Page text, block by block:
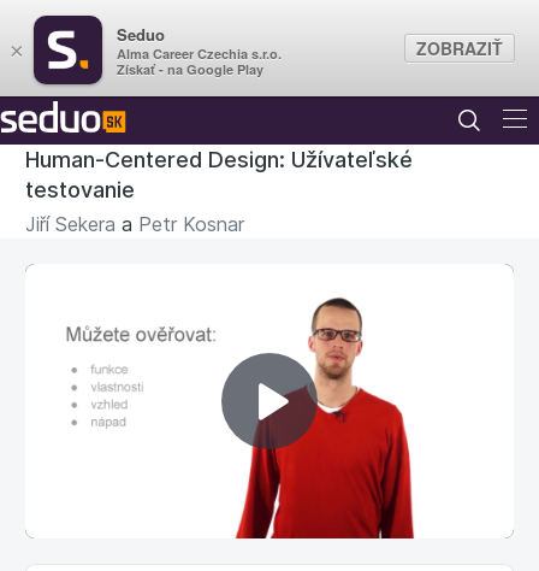
Human-Centered Design: Užívateľské
testovanie
Jiří Sekera a Petr Kosnar
Prehrať
video
×
Seduo
Alma Career Czechia s.r.o.
Získať - na Google Play
ZOBRAZIŤ